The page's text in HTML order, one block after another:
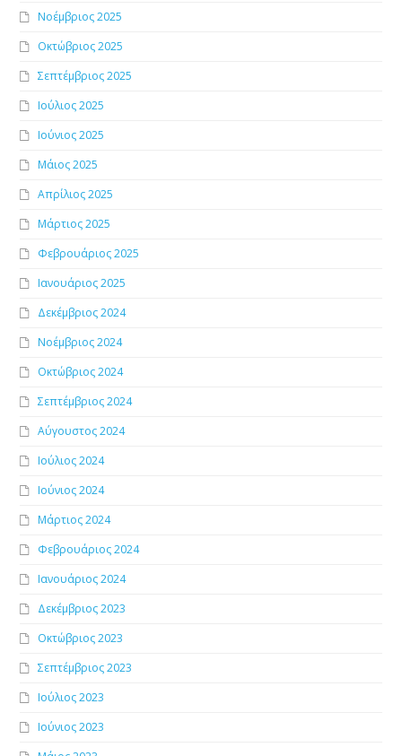
Νοέμβριος 2025
Οκτώβριος 2025
Σεπτέμβριος 2025
Ιούλιος 2025
Ιούνιος 2025
Μάιος 2025
Απρίλιος 2025
Μάρτιος 2025
Φεβρουάριος 2025
Ιανουάριος 2025
Δεκέμβριος 2024
Νοέμβριος 2024
Οκτώβριος 2024
Σεπτέμβριος 2024
Αύγουστος 2024
Ιούλιος 2024
Ιούνιος 2024
Μάρτιος 2024
Φεβρουάριος 2024
Ιανουάριος 2024
Δεκέμβριος 2023
Οκτώβριος 2023
Σεπτέμβριος 2023
Ιούλιος 2023
Ιούνιος 2023